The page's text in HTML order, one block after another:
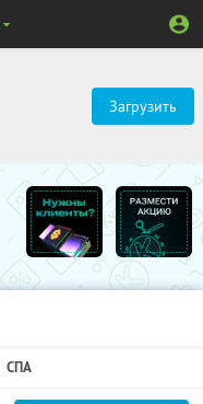
Загрузить
СПА